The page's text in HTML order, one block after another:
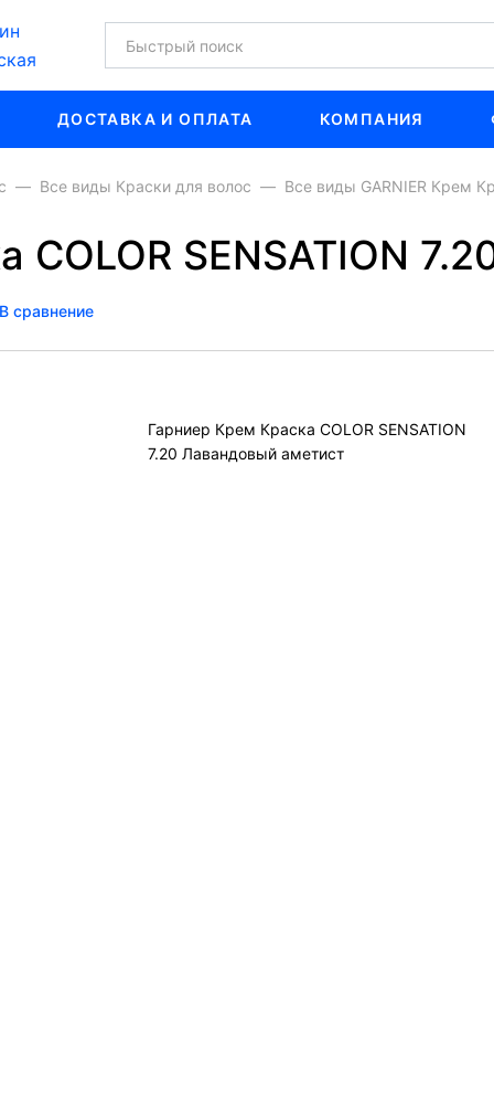
ДОСТАВКА И ОПЛАТА КОМПАНИЯ
Все виды Краски для волос Все виды GARNIER Крем
COLOR SENSATION
сравнение
Гарниер Крем Краска COLOR SENSATION
7.20 Лавандовый аметист